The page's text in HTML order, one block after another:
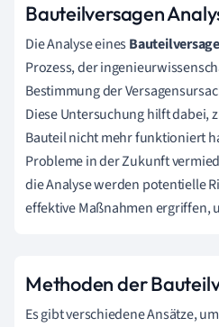
Bauteilversagen
Die Analyse eines
Prozess, der
Bestimmung der
Diese Untersuchung hilft dabei,
Bauteil nicht mehr funktioniert
Probleme in der Zukunft
die Analyse werden potentielle
effektive Maßnahmen ergriffen,
Methoden der
Es gibt verschiedene Ansätze,